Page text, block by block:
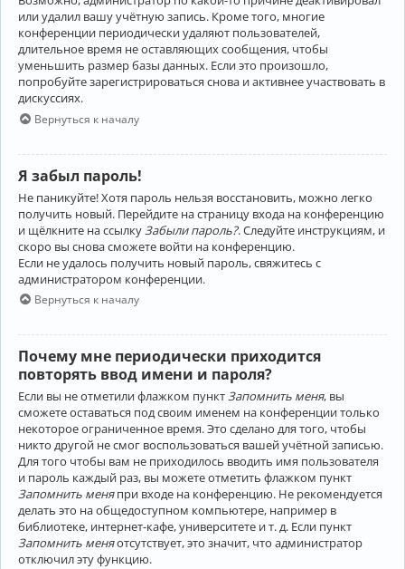
или удалил вашу учётную запись. Кроме того, многие
конференции периодически удаляют пользователей,
длительное время не оставляющих сообщения, чтобы
уменьшить размер базы данных. Если это произошло,
попробуйте зарегистрироваться снова и активнее участвовать в
дискуссиях.
Вернуться к началу
Я забыл пароль!
Не паникуйте! Хотя пароль нельзя восстановить, можно легко
получить новый. Перейдите на страницу входа на конференцию
и щёлкните на ссылку Забыли пароль?. Следуйте инструкциям, и
скоро вы снова сможете войти на конференцию.
Если не удалось получить новый пароль, свяжитесь с
администратором конференции.
Вернуться к началу
Почему мне периодически приходится
повторять ввод имени и пароля?
Если вы не отметили флажком пунктЗапомнить меня, вы
сможете оставаться под своим именем на конференции только
некоторое ограниченное время. Это сделано для того, чтобы
никто другой не смог воспользоваться вашей учётной записью.
Для того чтобы вам не приходилось вводить имя пользователя
и пароль каждый раз, вы можете отметить флажком пункт
Запомнить меняпри входе на конференцию. Не рекомендуется
делать это на общедоступном компьютере, например в
библиотеке, интернет-кафе, университете и т. д. Если пункт
Запомнить меняотсутствует, это значит, что администратор
отключил эту функцию.